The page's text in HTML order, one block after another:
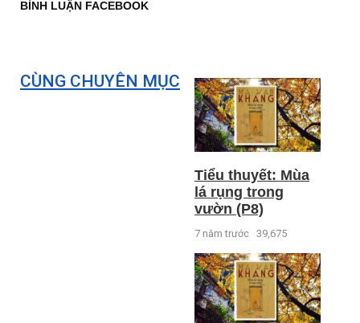
BÌNH LUẬN FACEBOOK
CÙNG CHUYÊN MỤC
Tiểu thuyết: Mùa
lá rụng trong
vườn (P8)
7 năm trước 39,675